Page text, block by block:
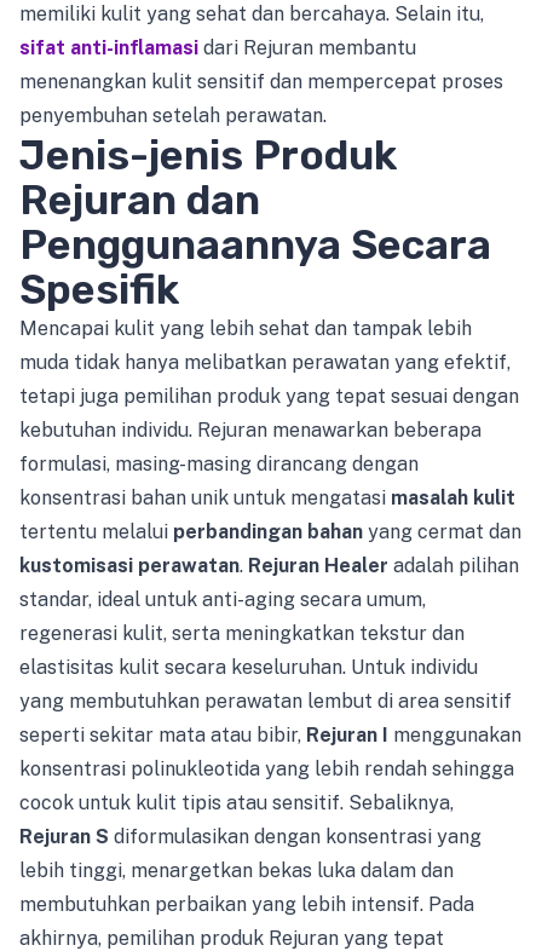
memiliki kulit yang sehat dan bercahaya. Selain itu,
sifat anti-inflamasi dari Rejuran membantu
menenangkan kulit sensitif dan mempercepat proses
penyembuhan setelah perawatan.
Jenis-jenis Produk
Rejuran dan
Penggunaannya Secara
Spesifik
Mencapai kulit yang lebih sehat dan tampak lebih
muda tidak hanya melibatkan perawatan yang efektif,
tetapi juga pemilihan produk yang tepat sesuai dengan
kebutuhan individu. Rejuran menawarkan beberapa
formulasi, masing-masing dirancang dengan
konsentrasi bahan unik untuk mengatasi masalah kulit
tertentu melalui perbandingan bahan yang cermat dan
kustomisasi perawatan. Rejuran Healer adalah pilihan
standar, ideal untuk anti-aging secara umum,
regenerasi kulit, serta meningkatkan tekstur dan
elastisitas kulit secara keseluruhan. Untuk individu
yang membutuhkan perawatan lembut di area sensitif
seperti sekitar mata atau bibir, Rejuran I menggunakan
konsentrasi polinukleotida yang lebih rendah sehingga
cocok untuk kulit tipis atau sensitif. Sebaliknya,
Rejuran S diformulasikan dengan konsentrasi yang
lebih tinggi, menargetkan bekas luka dalam dan
membutuhkan perbaikan yang lebih intensif. Pada
akhirnya, pemilihan produk Rejuran yang tepat